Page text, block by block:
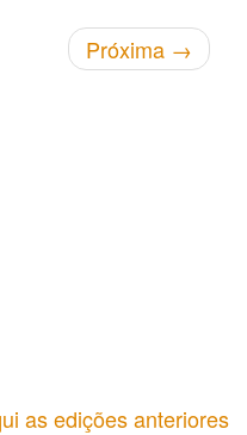
Próxima →
as edições anteriores